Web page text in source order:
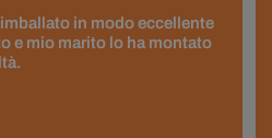
in modo eccellente
e mio marito lo ha montato